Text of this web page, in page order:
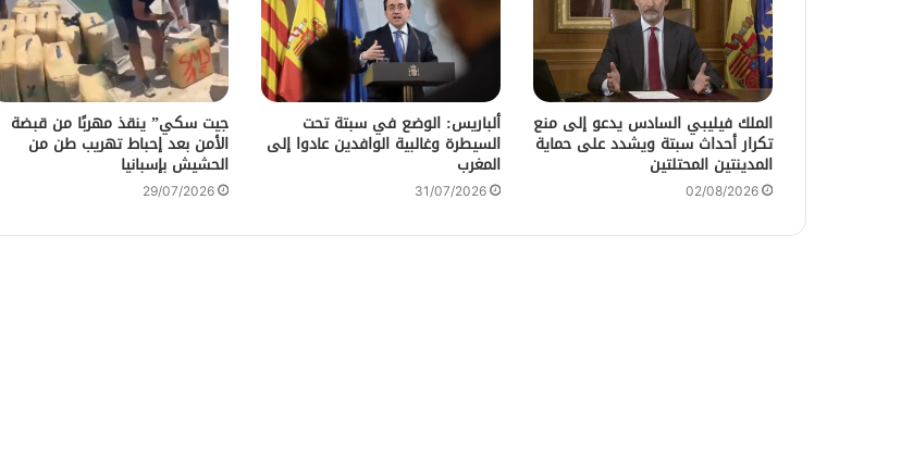
الملك فيليبي السادس يدعو إلى منع
تكرار أحداث سبتة ويشدد على حماية
المدينتين المحتلتين
02/08/2026
ألباريس: الوضع في سبتة تحت
السيطرة وغالبية الوافدين عادوا إلى
المغرب
31/07/2026
جيت سكي” ينقذ مهربًا من قبضة
الأمن بعد إحباط تهريب طن من
الحشيش بإسبانيا
29/07/2026